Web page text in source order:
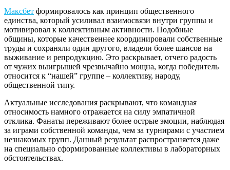
Максбет формировалось как принцип общественного
единства, который усиливал взаимосвязи внутри группы и
мотивировал к коллективным активности. Подобные
общины, которые качественнее координировали собственные
труды и сохраняли один другого, владели более шансов на
выживание и репродукцию. Это раскрывает, отчего радость
от чужих выигрышей чрезвычайно мощна, когда победитель
относится к “нашей” группе – коллективу, народу,
общественной типу.
Актуальные исследования раскрывают, что командная
относимость намного отражается на силу эмпатичной
отклика. Фанаты переживают более острые эмоции, наблюдая
за играми собственной команды, чем за турнирами с участием
незнакомых групп. Данный результат распространяется даже
на специально сформированные коллективы в лабораторных
обстоятельствах.